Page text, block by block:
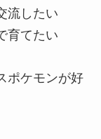
流したい
育てたい
ポケモンが好